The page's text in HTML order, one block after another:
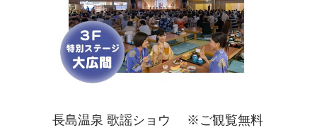
長島温泉 歌謡ショウ ※ご観覧無料